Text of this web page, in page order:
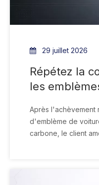
29 juillet 2026
Répétez la
les
T300 3K
Après l'achèvement
d'emblème de
carbone, le client